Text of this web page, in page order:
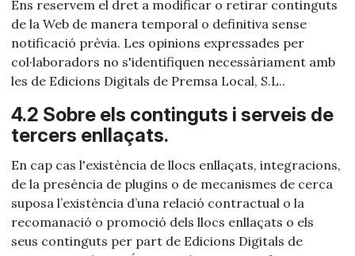
Ens reservem el dret a modificar o retirar continguts
de la Web de manera temporal o definitiva sense
notificació prèvia. Les opinions expressades per
col·laboradors no s'identifiquen necessàriament amb
les de Edicions Digitals de Premsa Local, S.L..
4.2 Sobre els continguts i serveis de
tercers enllaçats.
En cap cas l'existència de llocs enllaçats, integracions,
de la presència de plugins o de mecanismes de cerca
suposa l’existència d’una relació contractual o la
recomanació o promoció dels llocs enllaçats o els
seus continguts per part de Edicions Digitals de